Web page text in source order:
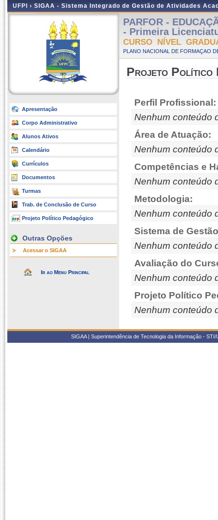
UFPI › SIGAA - Sistema Integrado de Gestão de Atividades
Apresentação
Corpo Administrativo
Alunos Ativos
Calendário
Currículos
Documentos
Turmas
Trab. de Conclusão de Curso
Projeto Político Pedagógico
Outras Opções
Acessar o SIGAA
Ir ao Menu Principal
PARFOR -
- Primeira
CURSO NÍVEL
PLANO NACIONAL DE FORMAÇAO
Projeto Político
Perfil Profissional:
Nenhum conteúdo
Área de Atuação:
Nenhum conteúdo
Competências e
Nenhum conteúdo
Metodologia:
Nenhum conteúdo
Sistema de
Nenhum conteúdo
Avaliação do
Nenhum conteúdo
Projeto Político
Nenhum conteúdo
SIGAA | Superintendência de Tecnologia da Informação -